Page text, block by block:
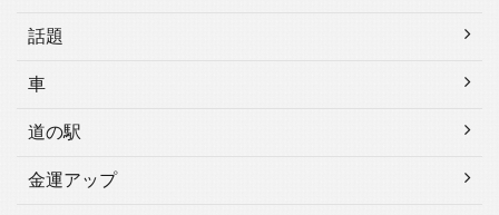
話題
車
道の駅
金運アップ